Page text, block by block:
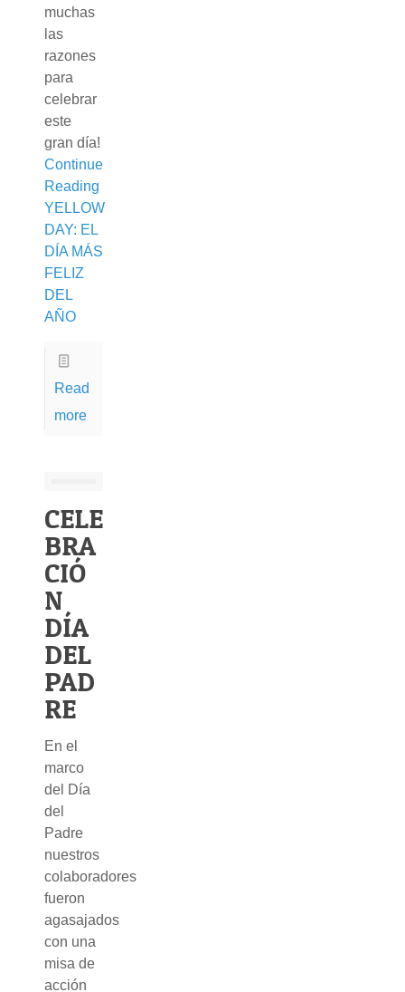
muchas
las
razones
para
celebrar
este
gran día!
Continue
Reading
YELLOW
DAY: EL
DÍA MÁS
FELIZ
DEL
AÑO
Read
more
CELE
BRA
CIÓ
N
DÍA
DEL
PAD
RE
En el
marco
del Día
del
Padre
nuestros
colaboradores
fueron
agasajados
con una
misa de
acción